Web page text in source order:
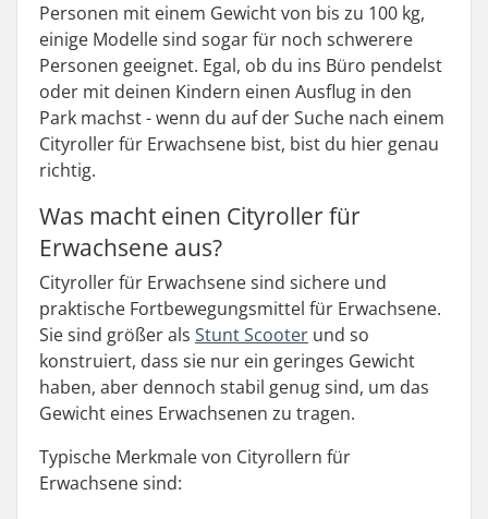
Personen mit einem Gewicht von bis zu 100 kg,
einige Modelle sind sogar für noch schwerere
Personen geeignet. Egal, ob du ins Büro pendelst
oder mit deinen Kindern einen Ausflug in den
Park machst - wenn du auf der Suche nach einem
Cityroller für Erwachsene bist, bist du hier genau
richtig.
Was macht einen Cityroller für
Erwachsene aus?
Cityroller für Erwachsene sind sichere und
praktische Fortbewegungsmittel für Erwachsene.
Sie sind größer als Stunt Scooter und so
konstruiert, dass sie nur ein geringes Gewicht
haben, aber dennoch stabil genug sind, um das
Gewicht eines Erwachsenen zu tragen.
Typische Merkmale von Cityrollern für
Erwachsene sind: